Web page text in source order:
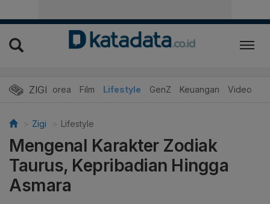
ZIGI
Hits Korea Film Lifestyle GenZ Keuangan Video
Zigi Lifestyle
Mengenal Karakter Zodiak
Taurus, Kepribadian Hingga
Asmara